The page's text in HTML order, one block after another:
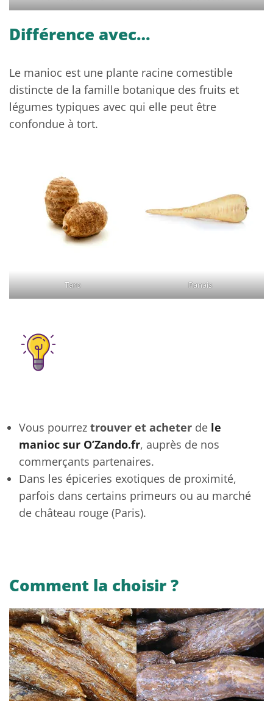
Différence avec…
Le manioc est une plante racine comestible
distincte de la famille botanique des fruits et
légumes typiques avec qui elle peut être
confondue à tort.
Taro Panais
Vous pourrez trouver et acheter de le
manioc sur O’Zando.fr, auprès de nos
commerçants partenaires.
Dans les épiceries exotiques de proximité,
parfois dans certains primeurs ou au marché
de château rouge (Paris).
Comment la choisir ?